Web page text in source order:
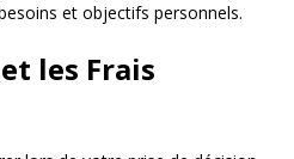
et objectifs personnels.
les Frais